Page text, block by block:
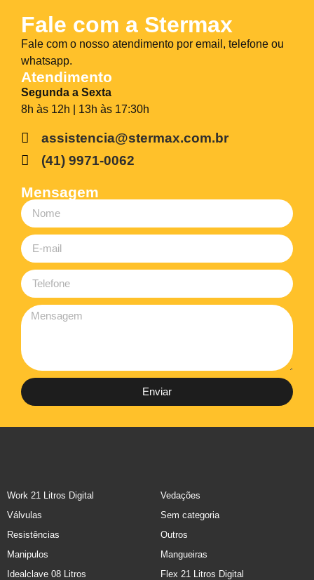
Fale com a Stermax
Fale com o nosso atendimento por email, telefone ou
whatsapp.
Atendimento
Segunda a Sexta
8h às 12h | 13h às 17:30h
assistencia@stermax.com.br
(41) 9971-0062
Mensagem
Enviar
Work 21 Litros Digital
Vedações
Válvulas
Sem categoria
Resistências
Outros
Manipulos
Mangueiras
Idealclave 08 Litros
Flex 21 Litros Digital